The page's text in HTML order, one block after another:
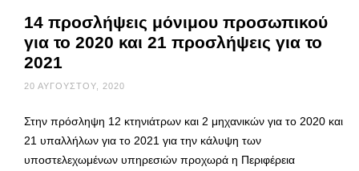
14 προσλήψεις μόνιμου προσωπικού
για το 2020 και 21 προσλήψεις για το
2021
20 ΑΥΓΟΎΣΤΟΥ, 2020
Στην πρόσληψη 12 κτηνιάτρων και 2 μηχανικών για το 2020 και
21 υπαλλήλων για το 2021 για την κάλυψη των
υποστελεχωμένων υπηρεσιών προχωρά η Περιφέρεια